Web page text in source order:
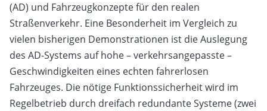
(AD) und Fahrzeugkonzepte für den realen
Straßenverkehr. Eine Besonderheit im Vergleich zu
vielen bisherigen Demonstrationen ist die Auslegung
des AD-Systems auf hohe – verkehrsangepasste –
Geschwindigkeiten eines echten fahrerlosen
Fahrzeuges. Die nötige Funktionssicherheit wird im
Regelbetrieb durch dreifach redundante Systeme (zwei